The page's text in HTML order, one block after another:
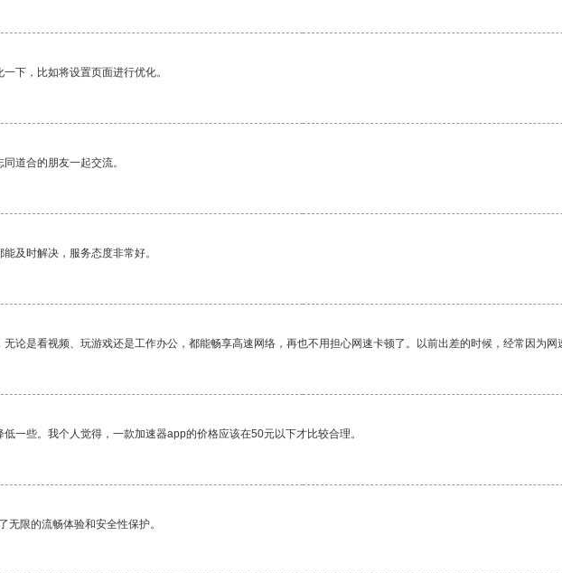
下，比如将设置页面进行优化。
道合的朋友一起交流。
及时解决，服务态度非常好。
论是看视频、玩游戏还是工作办公，都能畅享高速网络，再也不用担心网速卡顿了。以前出差的时候，经常因为
一些。我个人觉得，一款加速器app的价格应该在50元以下才比较合理。
无限的流畅体验和安全性保护。